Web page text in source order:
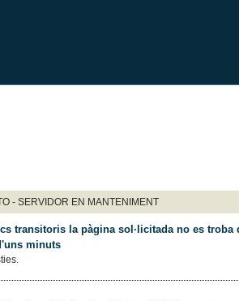
- SERVIDOR EN MANTENIMENT
transitoris la pàgina sol·licitada no es troba
minuts